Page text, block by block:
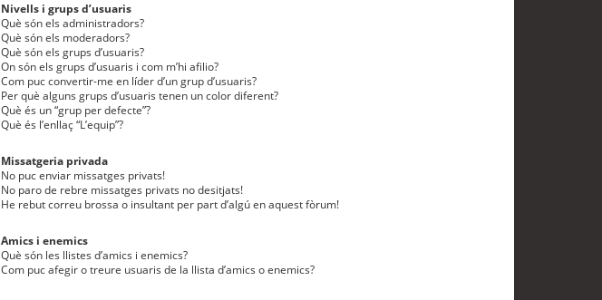
Nivells i grups d’usuaris
Què són els administradors?
Què són els moderadors?
Què són els grups d’usuaris?
On són els grups d’usuaris i com m’hi afilio?
Com puc convertir-me en líder d’un grup d’usuaris?
Per què alguns grups d’usuaris tenen un color diferent?
Què és un “grup per defecte”?
Què és l’enllaç “L’equip”?
Missatgeria privada
No puc enviar missatges privats!
No paro de rebre missatges privats no desitjats!
He rebut correu brossa o insultant per part d’algú en aquest fòrum!
Amics i enemics
Què són les llistes d’amics i enemics?
Com puc afegir o treure usuaris de la llista d’amics o enemics?